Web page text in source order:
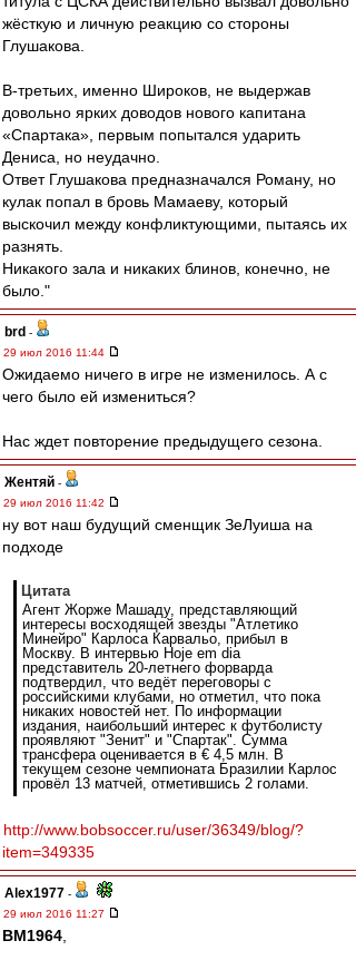
жёсткую и личную реакцию со стороны
Глушакова.
В-третьих, именно Широков, не выдержав
довольно ярких доводов нового капитана
«Спартака», первым попытался ударить
Дениса, но неудачно.
Ответ Глушакова предназначался Роману, но
кулак попал в бровь Мамаеву, который
выскочил между конфликтующими, пытаясь их
разнять.
Никакого зала и никаких блинов, конечно, не
было."
brd -
29 июл 2016 11:44
Ожидаемо ничего в игре не изменилось. А с
чего было ей измениться?
Нас ждет повторение предыдущего сезона.
Жентяй -
29 июл 2016 11:42
ну вот наш будущий сменщик ЗеЛуиша на
подходе
Цитата
Агент Жорже Машаду, представляющий
интересы восходящей звезды "Атлетико
Минейро" Карлоса Карвальо, прибыл в
Москву. В интервью Hoje em dia
представитель 20-летнего форварда
подтвердил, что ведёт переговоры с
российскими клубами, но отметил, что пока
никаких новостей нет. По информации
издания, наибольший интерес к футболисту
проявляют "Зенит" и "Спартак". Сумма
трансфера оценивается в € 4,5 млн. В
текущем сезоне чемпионата Бразилии Карлос
провёл 13 матчей, отметившись 2 голами.
http://www.bobsoccer.ru/user/36349/blog/?
item=349335
Alex1977 -
29 июл 2016 11:27
BM1964